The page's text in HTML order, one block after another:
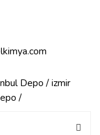
Depo / izmir
/